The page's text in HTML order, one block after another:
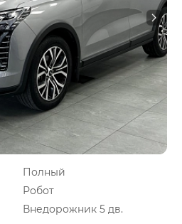
Полный
Робот
Внедорожник 5 дв.